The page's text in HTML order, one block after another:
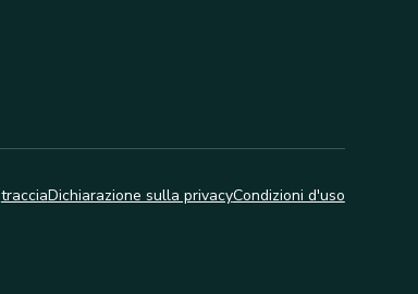
tracciaDichiarazione sulla privacyCondizioni d'uso